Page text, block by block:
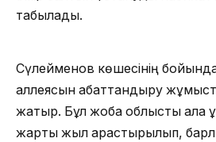
табылады.
Сүлейменов көшесінің
аллеясын абаттандыру
жатыр. Бұл жоба облыстық қала
жарты жыл қарастырылып,